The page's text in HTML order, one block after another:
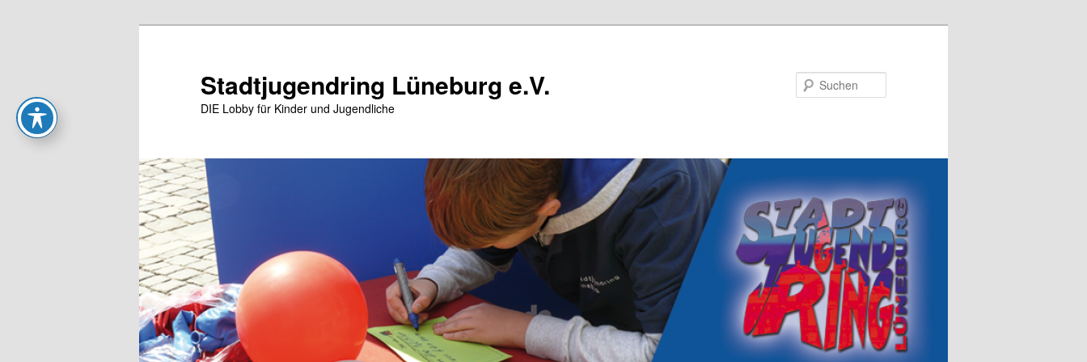
Stadtjugendring Lüneburg e.V.
DIE Lobby für Kinder und Jugendliche